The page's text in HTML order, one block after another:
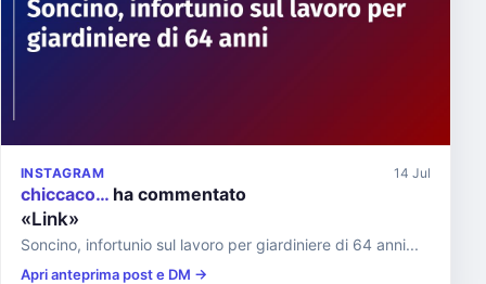
INSTAGRAM 14 Jul
chiccaco… ha commentato
«Link»
Soncino, infortunio sul lavoro per giardiniere di 64 anni...
Apri anteprima post e DM →